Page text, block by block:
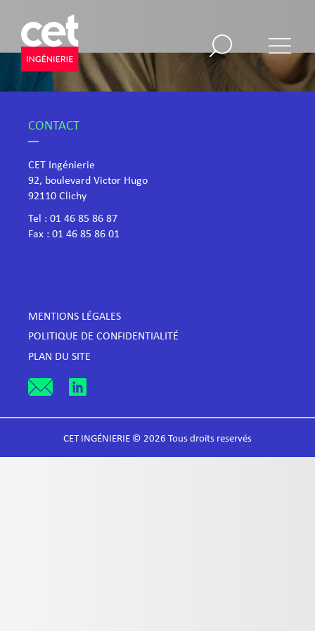
CONTACT
CET Ingénierie
92, boulevard Victor Hugo
​92110 Clichy
Tel : 01 46 85 86 87
Fax : 01 46 85 86 01
MENTIONS LÉGALES
POLITIQUE DE CONFIDENTIALITÉ
PLAN DU SITE
CET INGÉNIERIE © 2026 Tous droits reservés